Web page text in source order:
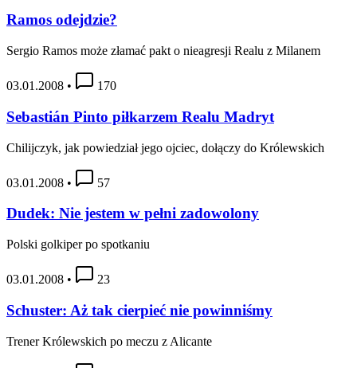
Ramos odejdzie?
Sergio Ramos może złamać pakt o nieagresji Realu z Milanem
03.01.2008 • 170
Sebastián Pinto piłkarzem Realu Madryt
Chilijczyk, jak powiedział jego ojciec, dołączy do Królewskich
03.01.2008 • 57
Dudek: Nie jestem w pełni zadowolony
Polski golkiper po spotkaniu
03.01.2008 • 23
Schuster: Aż tak cierpieć nie powinniśmy
Trener Królewskich po meczu z Alicante